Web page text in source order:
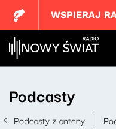
WSPIERAJ
Podcasty
Podcasty z anteny